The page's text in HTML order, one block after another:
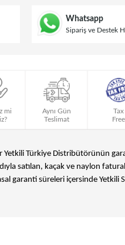
Whatsapp
Sipariş ve Destek
mi
Aynı Gün
Teslimat
Tax
Free
Türkiye Distribütörünün
satılan, kaçak ve naylon
garanti süreleri içersinde Yetkili